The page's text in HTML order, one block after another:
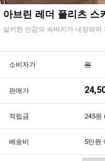
아브린 레더 플리츠 스
실키한 안감의 속바지가 내장되
소비자가 원
판매가
적립금 245원
배송비 5만원